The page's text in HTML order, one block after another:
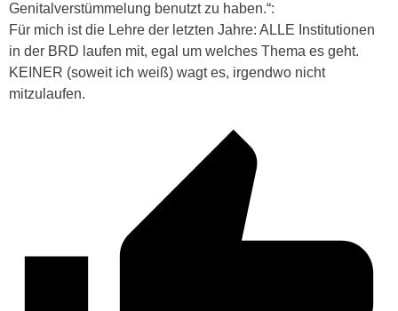
Genitalverstümmelung benutzt zu haben.“:
Für mich ist die Lehre der letzten Jahre: ALLE Institutionen
in der BRD laufen mit, egal um welches Thema es geht.
KEINER (soweit ich weiß) wagt es, irgendwo nicht
mitzulaufen.